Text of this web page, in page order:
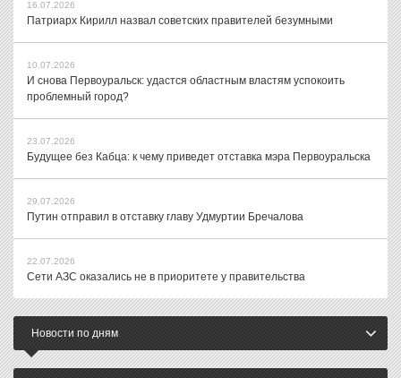
16.07.2026
Патриарх Кирилл назвал советских правителей безумными
10.07.2026
И снова Первоуральск: удастся областным властям успокоить
проблемный город?
23.07.2026
Будущее без Кабца: к чему приведет отставка мэра Первоуральска
29.07.2026
Путин отправил в отставку главу Удмуртии Бречалова
22.07.2026
Сети АЗС оказались не в приоритете у правительства
Новости по дням